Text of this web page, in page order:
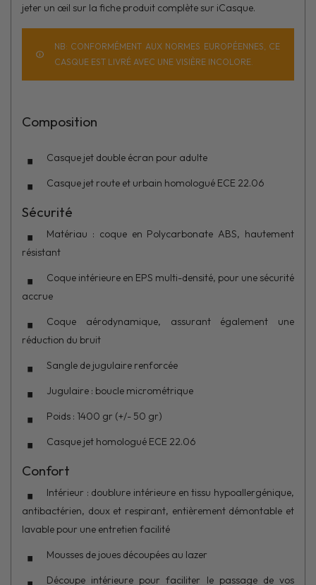
jeter un œil sur la fiche produit complète sur iCasque.
NB: CONFORMÉMENT AUX NORMES EUROPÉENNES, CE
CASQUE EST LIVRÉ AVEC UNE VISIÈRE INCOLORE.
Composition
Casque jet double écran pour adulte
Casque jet route et urbain homologué ECE 22.06
Sécurité
Matériau : coque en Polycarbonate ABS, hautement
résistant
Coque intérieure en EPS multi-densité, pour une sécurité
accrue
Coque aérodynamique, assurant également une
réduction du bruit
Sangle de jugulaire renforcée
Jugulaire : boucle micrométrique
Poids : 1400 gr (+/- 50 gr)
Casque jet homologué ECE 22.06
Confort
Intérieur : doublure intérieure en tissu hypoallergénique,
antibactérien, doux et respirant, entièrement démontable et
lavable pour une entretien facilité
Mousses de joues découpées au lazer
Découpe intérieure pour faciliter le passage de vos